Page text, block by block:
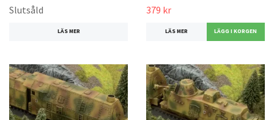
Slutsåld
LÄS MER
379 kr
LÄS MER